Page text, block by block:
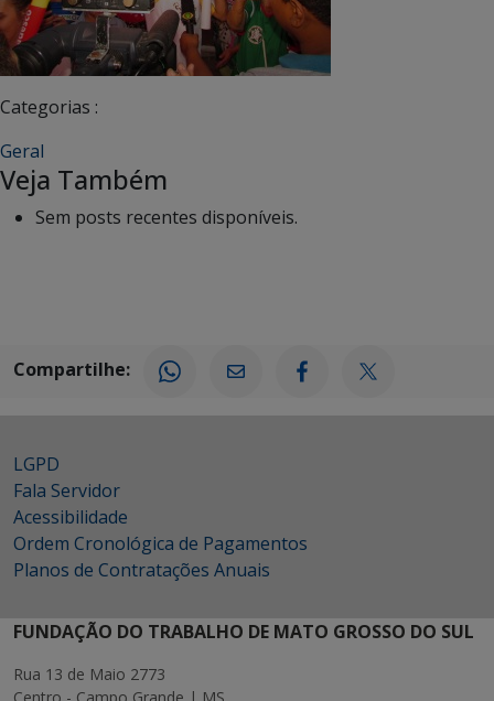
Categorias :
Geral
Veja Também
Sem posts recentes disponíveis.
Compartilhe:
LGPD
Fala Servidor
Acessibilidade
Ordem Cronológica de Pagamentos
Planos de Contratações Anuais
FUNDAÇÃO DO TRABALHO DE MATO GROSSO DO SUL
Rua 13 de Maio 2773